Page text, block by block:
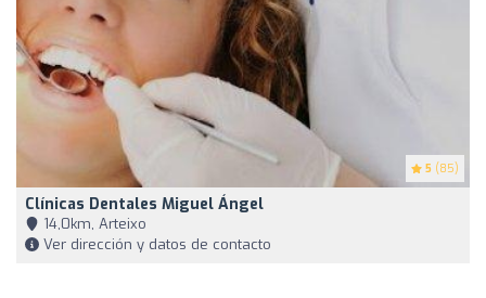
5 (85)
Clínicas Dentales Miguel Ángel
14,0km, Arteixo
Ver dirección y datos de contacto